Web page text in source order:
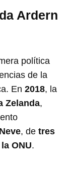
Ardern
política
de la
En2018, la
Zelanda,
Neve, detres
ONU.